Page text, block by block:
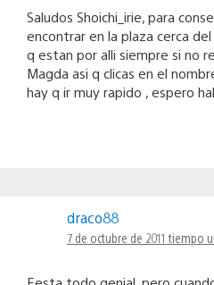
Saludos Shoichi_irie, para
encontrar en la plaza cerca
q estan por alli siempre si no
Magda asi q clicas en el
hay q ir muy rapido , espero
draco88
7 de octubre de 2011 tiempo